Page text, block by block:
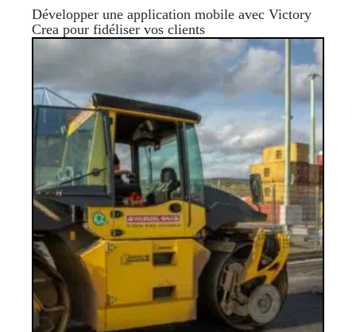
Développer une application mobile avec Victory
Crea pour fidéliser vos clients